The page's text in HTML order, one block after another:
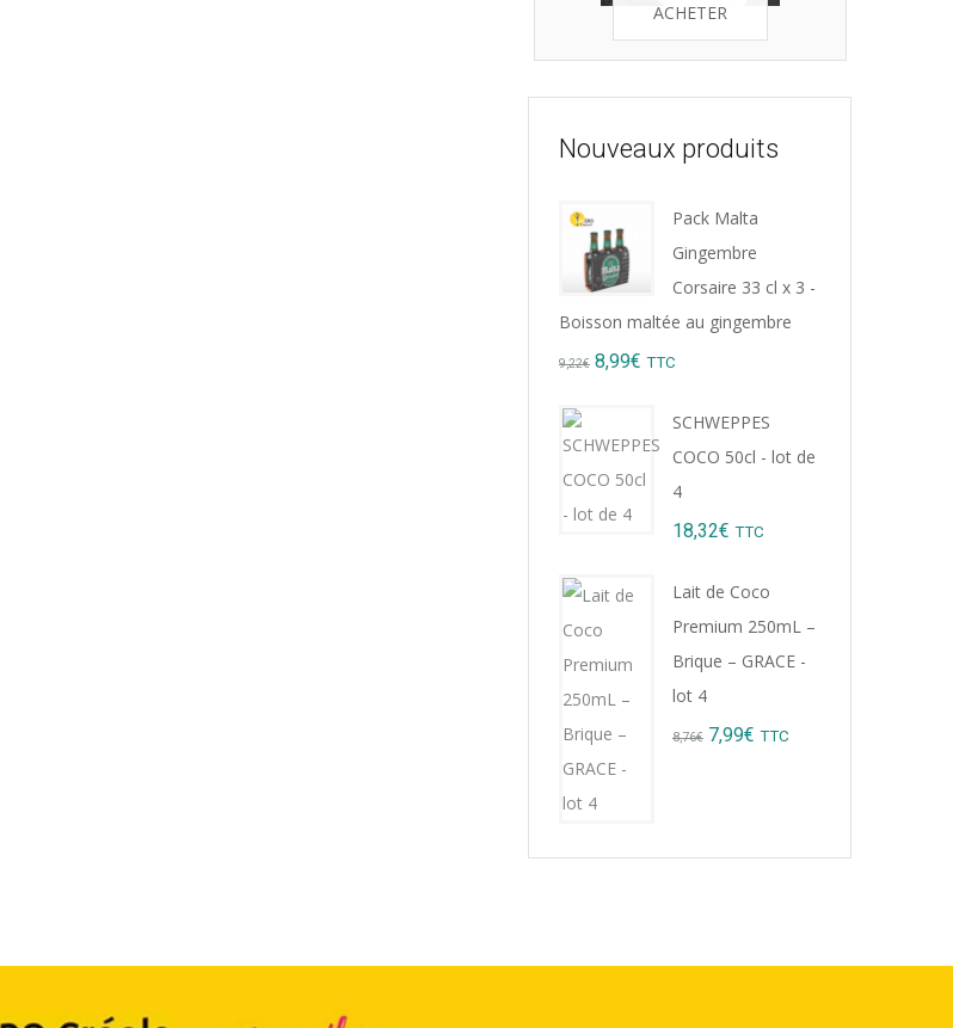
ACHETER
Nouveaux produits
Pack Malta
Gingembre
Corsaire 33 cl x 3 -
Boisson maltée au gingembre
9,22€ Original
was:
9,22€.
8,99€ Current
is:
8,99€.
TTC
SCHWEPPES
COCO 50cl - lot de
4
18,32€ TTC
Lait de Coco
Premium 250mL –
Brique – GRACE -
lot 4
8,76€ Original
8,76€.
7,99€ Current
7,99€.
TTC